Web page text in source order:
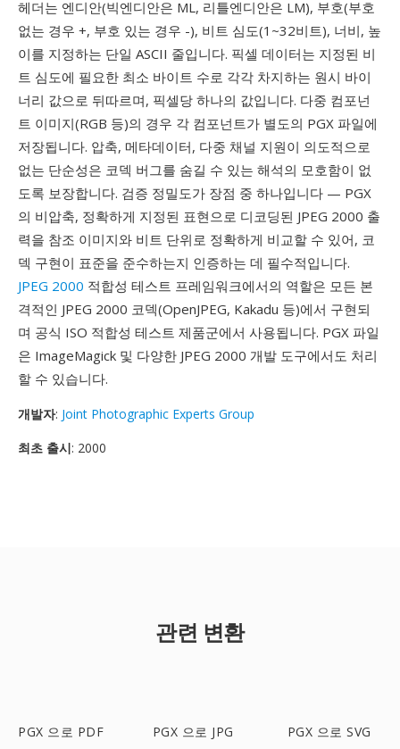
헤더는 엔디안(빅엔디안은 ML, 리틀엔디안은 LM), 부호(부호
없는 경우 +, 부호 있는 경우 -), 비트 심도(1~32비트), 너비, 높
이를 지정하는 단일 ASCII 줄입니다. 픽셀 데이터는 지정된 비
트 심도에 필요한 최소 바이트 수로 각각 차지하는 원시 바이
너리 값으로 뒤따르며, 픽셀당 하나의 값입니다. 다중 컴포넌
트 이미지(RGB 등)의 경우 각 컴포넌트가 별도의 PGX 파일에
저장됩니다. 압축, 메타데이터, 다중 채널 지원이 의도적으로
없는 단순성은 코덱 버그를 숨길 수 있는 해석의 모호함이 없
도록 보장합니다. 검증 정밀도가 장점 중 하나입니다 — PGX
의 비압축, 정확하게 지정된 표현으로 디코딩된 JPEG 2000 출
력을 참조 이미지와 비트 단위로 정확하게 비교할 수 있어, 코
덱 구현이 표준을 준수하는지 인증하는 데 필수적입니다.
JPEG 2000 적합성 테스트 프레임워크에서의 역할은 모든 본
격적인 JPEG 2000 코덱(OpenJPEG, Kakadu 등)에서 구현되
며 공식 ISO 적합성 테스트 제품군에서 사용됩니다. PGX 파일
은 ImageMagick 및 다양한 JPEG 2000 개발 도구에서도 처리
할 수 있습니다.
개발자: Joint Photographic Experts Group
최초 출시: 2000
관련 변환
PGX 으로 PDF PGX 으로 JPG PGX 으로 SVG